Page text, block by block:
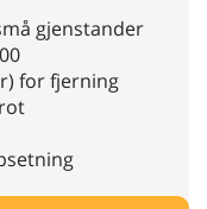
gjenstander
for fjerning